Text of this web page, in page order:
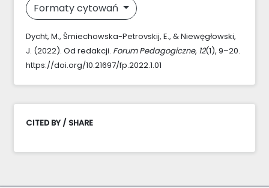
Formaty cytowań
Dycht, M., Śmiechowska-Petrovskij, E., & Niewęgłowski,
J. (2022). Od redakcji. Forum Pedagogiczne, 12(1), 9–20.
https://doi.org/10.21697/fp.2022.1.01
CITED BY / SHARE